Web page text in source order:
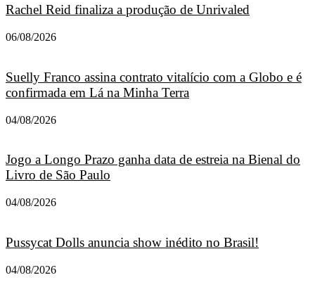
Rachel Reid finaliza a produção de Unrivaled
06/08/2026
Suelly Franco assina contrato vitalício com a Globo e é
confirmada em Lá na Minha Terra
04/08/2026
Jogo a Longo Prazo ganha data de estreia na Bienal do
Livro de São Paulo
04/08/2026
Pussycat Dolls anuncia show inédito no Brasil!
04/08/2026